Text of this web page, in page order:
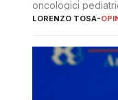
oncologici
LORENZO TOSA-